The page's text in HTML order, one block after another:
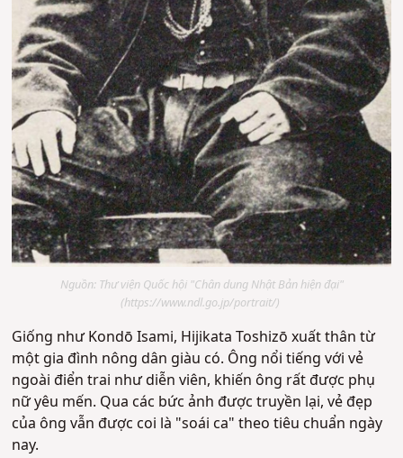
Nguồn: Thư viện Quốc hội "Chân dung Nhật Bản hiện đại"
(https://www.ndl.go.jp/portrait/)
Giống như Kondō Isami, Hijikata Toshizō xuất thân từ
một gia đình nông dân giàu có. Ông nổi tiếng với vẻ
ngoài điển trai như diễn viên, khiến ông rất được phụ
nữ yêu mến. Qua các bức ảnh được truyền lại, vẻ đẹp
của ông vẫn được coi là "soái ca" theo tiêu chuẩn ngày
nay.